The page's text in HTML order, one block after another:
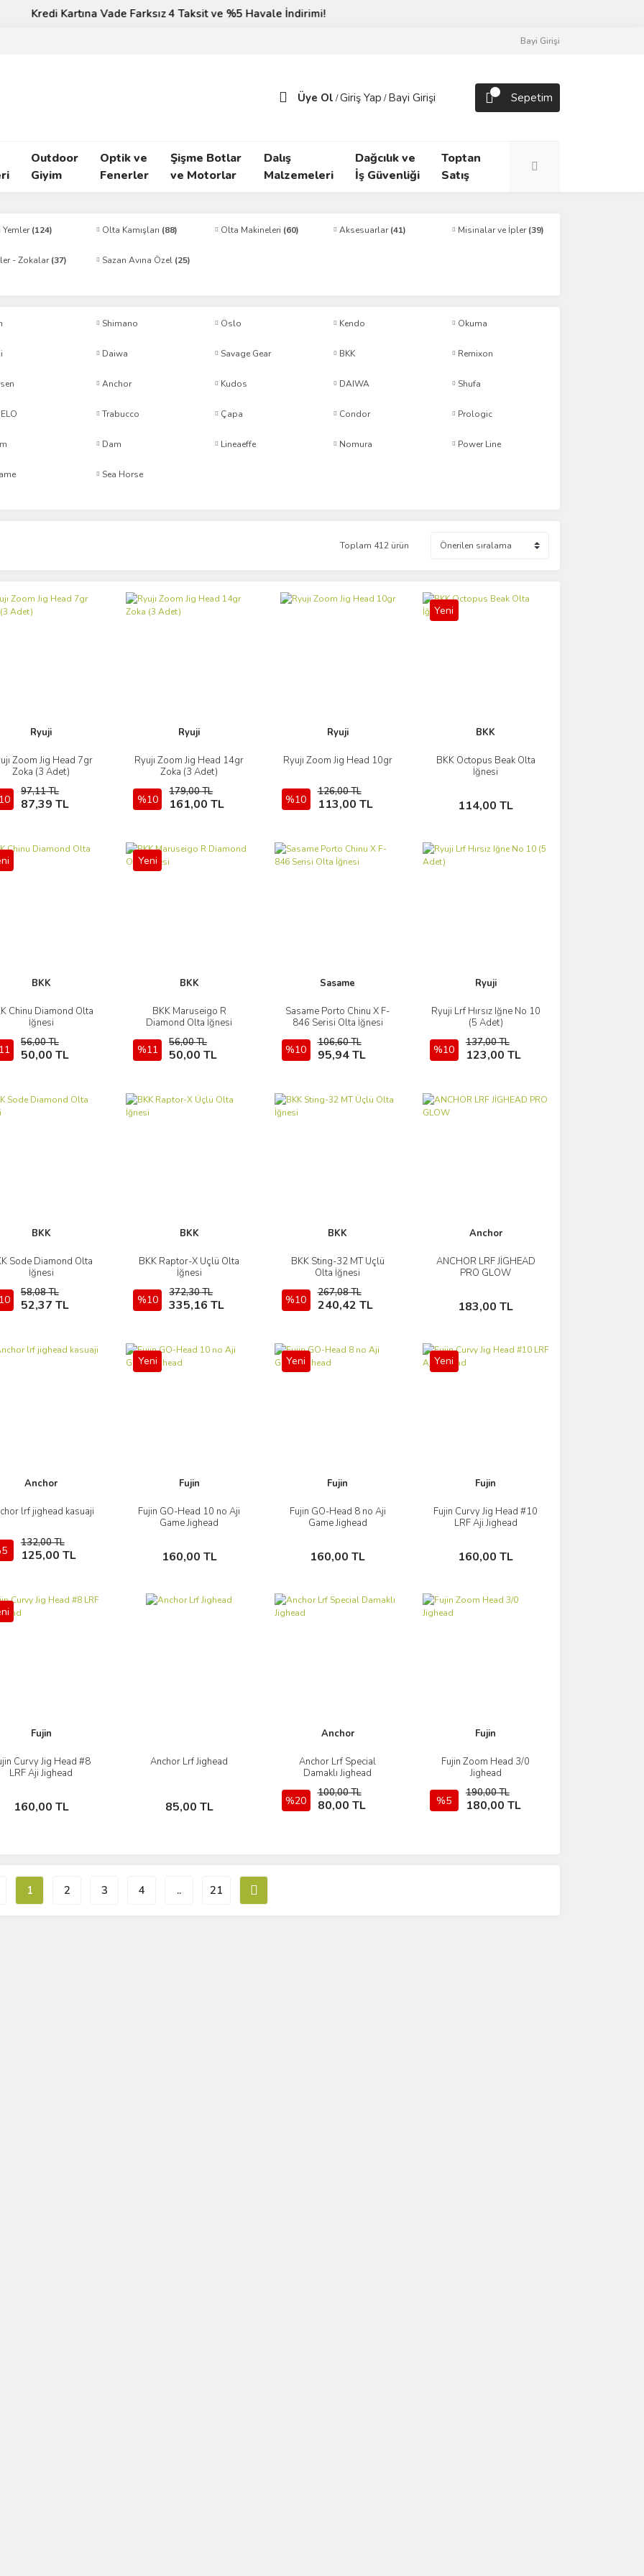
Kredi Kartına Vade Farksız 4 Taksit ve %5 Havale İndirimi!
Bayi Girişi
Üye Ol /Giriş Yap / Bayi Girişi Sepetim
Outdoor
Giyim
Optik ve
Fenerler
Şişme Botlar
ve Motorlar
Dalış
Malzemeleri
Dağcılık ve
İş Güvenliği
Toptan
Satış
Yemler(124) Olta Kamışları (88) Olta Makineleri (60) Aksesuarlar(41) Misinalar ve İpler(39)
- Zokalar(37) Sazan Avına Özel (25)
Shimano Oslo Kendo Okuma
Daiwa Savage Gear BKK Remixon
Anchor Kudos DAIWA Shufa
Trabucco Çapa Condor Prologic
Dam Lineaeffe Nomura Power Line
Sea Horse
Toplam 412 ürün
Ryuji
Zoom Jig Head 7gr
Zoka (3 Adet)
97,11 TL
87,39 TL
İncele
Sepete Ekle
Ryuji
Ryujı Zoom Jig Head 14gr
Zoka (3 Adet)
%10
179,00 TL
161,00 TL
İncele
Sepete Ekle
Ryuji
Ryujı Zoom Jig Head 10gr
%10
126,00 TL
113,00 TL
İncele
Sepete Ekle
Yeni
BKK
BKK Octopus Beak Olta
İğnesi
114,00 TL
İncele
Sepete Ekle
BKK
Chinu Diamond Olta
İğnesi
56,00 TL
50,00 TL
İncele
Sepete Ekle
Yeni
BKK
BKK Maruseigo R
Diamond Olta İğnesi
%11
56,00 TL
50,00 TL
İncele
Sepete Ekle
Sasame
Sasame Porto Chinu X F-
846 Serisi Olta İğnesi
%10
106,60 TL
95,94 TL
İncele
Sepete Ekle
Ryuji
Ryuji Lrf Hırsız Iğne No 10
(5 Adet)
%10
137,00 TL
123,00 TL
İncele
Sepete Ekle
BKK
Sode Diamond Olta
İğnesi
58,08 TL
52,37 TL
İncele
Sepete Ekle
BKK
BKK Raptor-X Üçlü Olta
İğnesi
%10
372,30 TL
335,16 TL
İncele
Sepete Ekle
BKK
BKK Sting-32 MT Üçlü
Olta İğnesi
%10
267,08 TL
240,42 TL
İncele
Sepete Ekle
Anchor
ANCHOR LRF JİGHEAD
PRO GLOW
183,00 TL
İncele
Sepete Ekle
Anchor
lrf jighead kasuaji
132,00 TL
125,00 TL
İncele
Sepete Ekle
Yeni
Fujin
Fujin GO-Head 10 no Aji
Game Jighead
160,00 TL
İncele
Sepete Ekle
Yeni
Fujin
Fujin GO-Head 8 no Aji
Game Jighead
160,00 TL
İncele
Sepete Ekle
Yeni
Fujin
Fujin Curvy Jig Head #10
LRF Aji Jighead
160,00 TL
İncele
Sepete Ekle
Fujin
Curvy Jig Head #8
LRF Aji Jighead
160,00 TL
İncele
Sepete Ekle
Anchor Lrf Jighead
85,00 TL
İncele
Sepete Ekle
Anchor
Anchor Lrf Special
Damaklı Jighead
%20
100,00 TL
80,00 TL
İncele
Sepete Ekle
Fujin
Fujin Zoom Head 3/0
Jighead
%5
190,00 TL
180,00 TL
İncele
Sepete Ekle
1 2 3 4 .. 21